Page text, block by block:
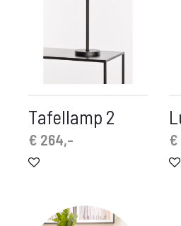
Tafellamp 2
€ 264,- €